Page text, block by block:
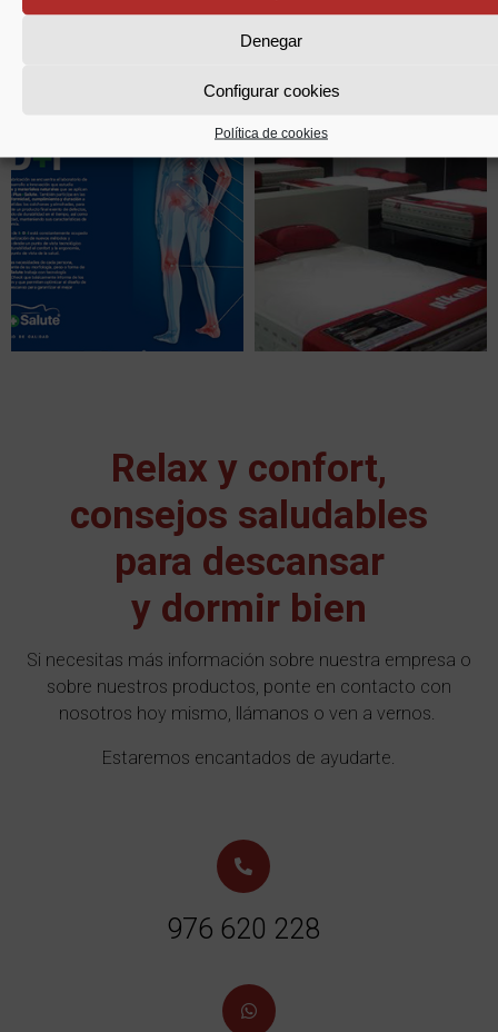
Denegar
Configurar cookies
Política de cookies
Relax y confort,
consejos saludables
para descansar
y dormir bien
Si necesitas más información sobre nuestra empresa o
sobre nuestros productos, ponte en contacto con
nosotros hoy mismo, llámanos o ven a vernos.
Estaremos encantados de ayudarte.
976 620 228